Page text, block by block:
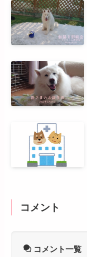
コメント
コメント一覧